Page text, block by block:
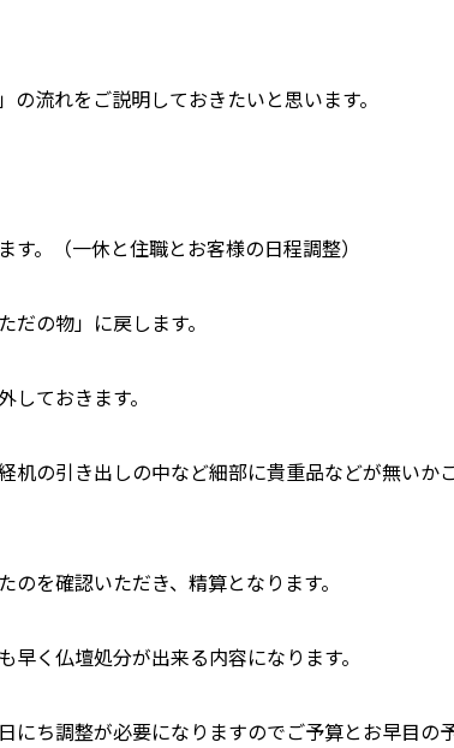
流れをご説明しておきたいと思います。
。（一休と住職とお客様の日程調整）
の物」に戻します。
ておきます。
の引き出しの中など細部に貴重品などが無いか
を確認いただき、精算となります。
く仏壇処分が出来る内容になります。
にち調整が必要になりますのでご予算とお早目の